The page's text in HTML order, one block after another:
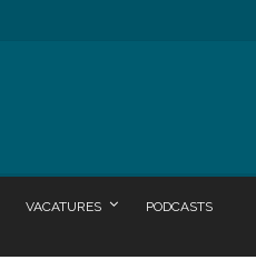
VACATURES PODCASTS